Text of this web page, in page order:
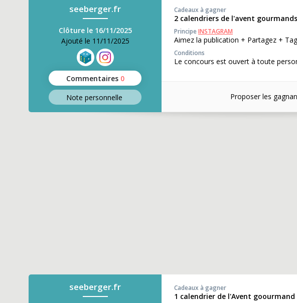
seeberger.fr
Clôture le 16/11/2025
Ajouté le 11/11/2025
Commentaires 0
Note personnelle
Cadeaux à gagner
2 calendriers de l'avent
PrincipeINSTAGRAM
Aimez la publication + Partagez +
Conditions
Le concours est ouvert à toute
Proposer les
seeberger.fr Cadeaux à gagner
1 calendrier de l'Avent goourmand